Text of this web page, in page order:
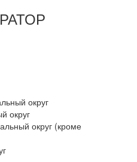
округ
округ
округ (кроме